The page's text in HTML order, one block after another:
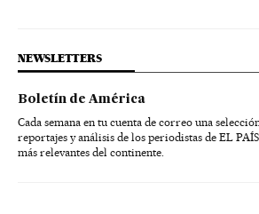
NEWSLETTERS
Boletín de América
Cada semana en tu cuenta de correo una
reportajes y análisis de los periodistas de EL
más relevantes del continente.